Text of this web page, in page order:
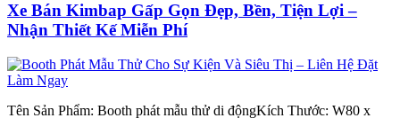
Xe Bán Kimbap Gấp Gọn Đẹp, Bền, Tiện Lợi –
Nhận Thiết Kế Miễn Phí
Tên Sản Phẩm: Booth phát mẫu thử di độngKích Thước: W80 x